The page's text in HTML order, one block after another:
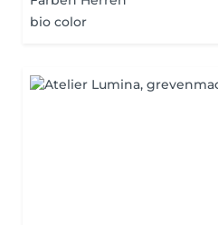
bio color